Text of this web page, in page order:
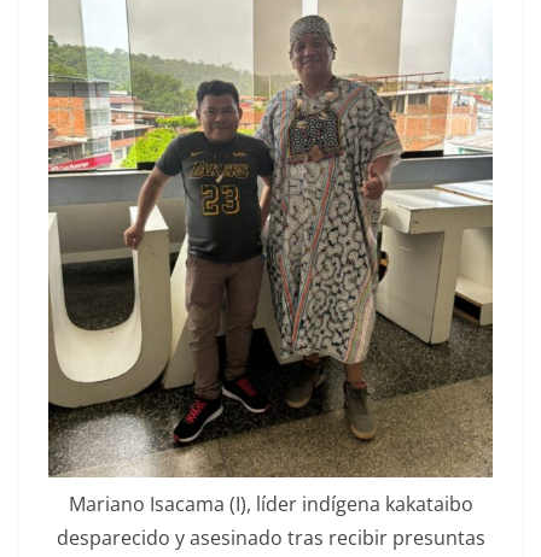
Mariano Isacama (I), líder indígena kakataibo
desparecido y asesinado tras recibir presuntas